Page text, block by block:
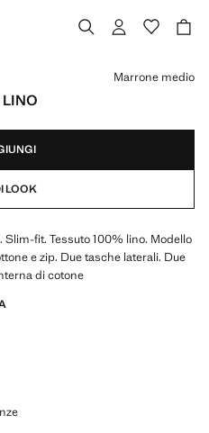
LINO
Marrone medio
LOOK
fit. Tessuto 100% lino. Modello
e zip. Due tasche laterali. Due
di cotone